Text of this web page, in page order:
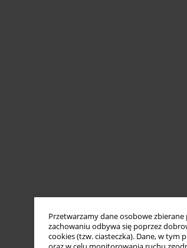
Przetwarzamy dane osobowe
zachowaniu odbywa się poprzez
cookies (tzw. ciasteczka). Dane, w tym